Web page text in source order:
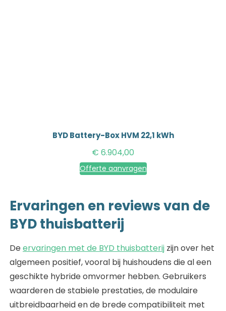
BYD Battery-Box HVM 22,1 kWh
€ 6.904,00
Offerte aanvragen
Ervaringen en reviews van de
BYD thuisbatterij
Deervaringen met de BYD thuisbatterij zijn over het
algemeen positief, vooral bij huishoudens die al een
geschikte hybride omvormer hebben. Gebruikers
waarderen de stabiele prestaties, de modulaire
uitbreidbaarheid en de brede compatibiliteit met